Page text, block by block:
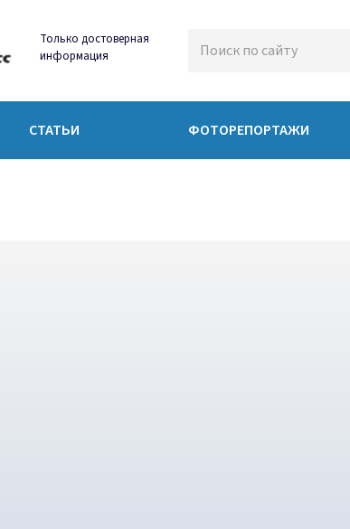
Только достоверная
информация
СТАТЬИ ФОТОРЕПОРТАЖИ